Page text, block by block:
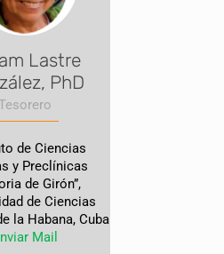
Lastre
PhD
de Ciencias
y Preclínicas
de Girón”,
de Ciencias
la Habana, Cuba
Mail